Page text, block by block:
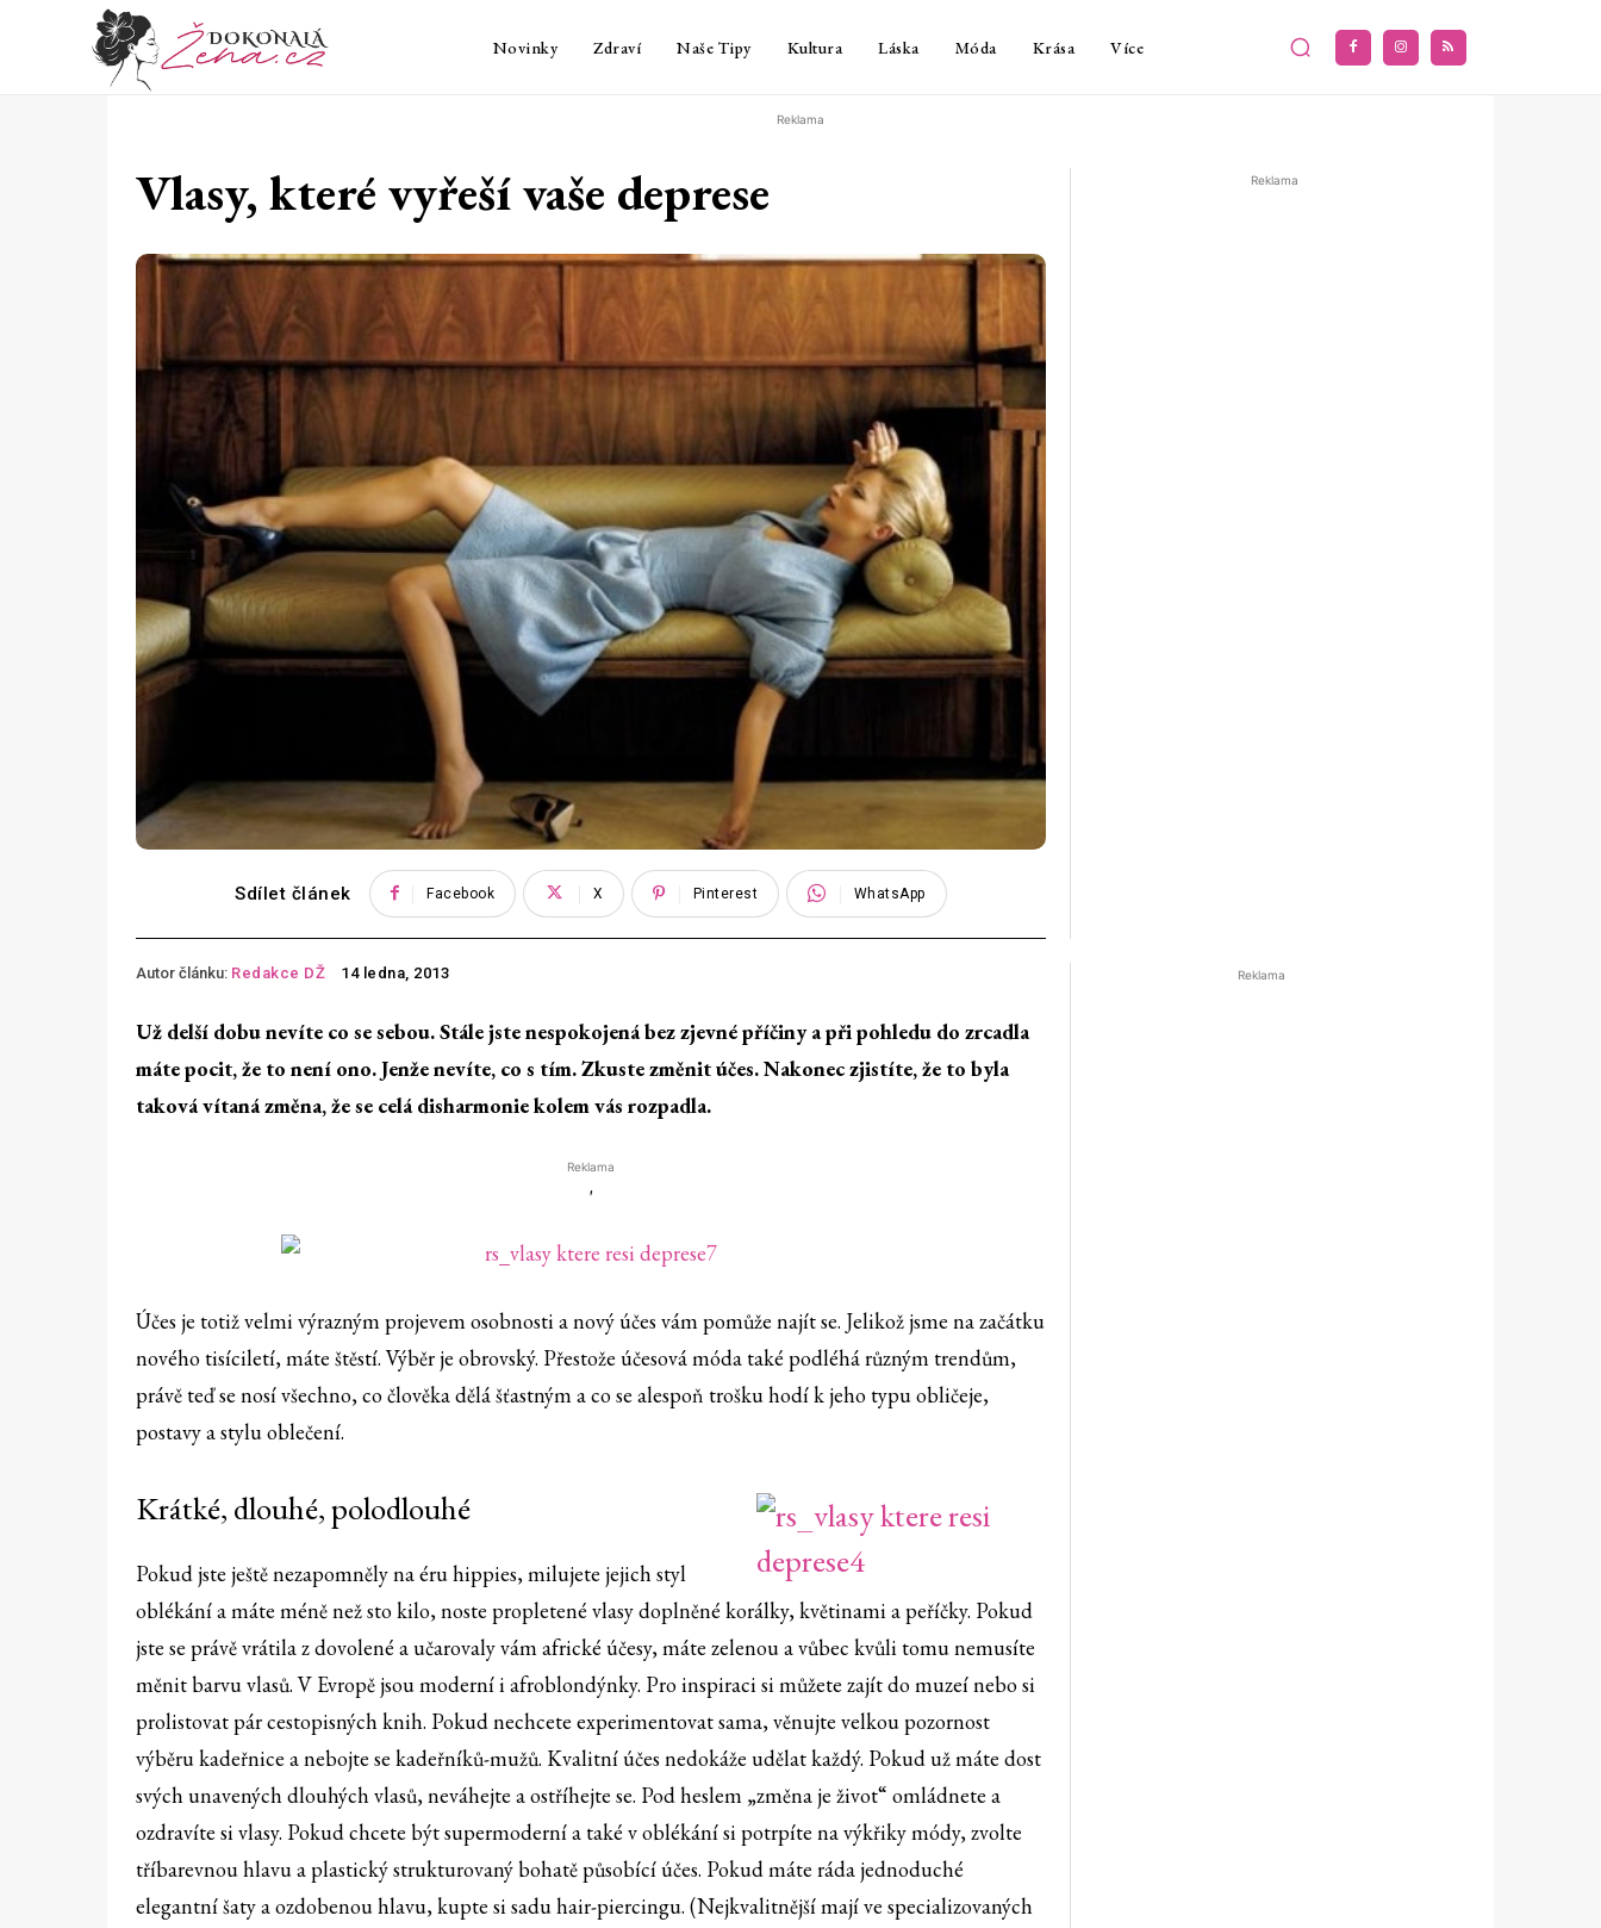
Novinky Zdraví Naše Tipy Kultura Láska Móda Krása Více
Reklama
Vlasy, které vyřeší vaše deprese
Sdílet článek Facebook X Pinterest WhatsApp
Reklama
Autor článku: Redakce DŽ 14 ledna, 2013
Už delší dobu nevíte co se sebou. Stále jste nespokojená bez zjevné příčiny a při pohledu do zrcadla
máte pocit, že to není ono. Jenže nevíte, co s tím. Zkuste změnit účes. Nakonec zjistíte, že to byla
taková vítaná změna, že se celá disharmonie kolem vás rozpadla.
Reklama
'
Účes je totiž velmi výrazným projevem osobnosti a nový účes vám pomůže najít se. Jelikož jsme na začátku
nového tisíciletí, máte štěstí. Výběr je obrovský. Přestože účesová móda také podléhá různým trendům,
právě teď se nosí všechno, co člověka dělá šťastným a co se alespoň trošku hodí k jeho typu obličeje,
postavy a stylu oblečení.
Krátké, dlouhé, polodlouhé
Pokud jste ještě nezapomněly na éru hippies, milujete jejich styl
oblékání a máte méně než sto kilo, noste propletené vlasy doplněné korálky, květinami a peříčky. Pokud
jste se právě vrátila z dovolené a učarovaly vám africké účesy, máte zelenou a vůbec kvůli tomu nemusíte
měnit barvu vlasů. V Evropě jsou moderní i afroblondýnky. Pro inspiraci si můžete zajít do muzeí nebo si
prolistovat pár cestopisných knih. Pokud nechcete experimentovat sama, věnujte velkou pozornost
výběru kadeřnice a nebojte se kadeřníků-mužů. Kvalitní účes nedokáže udělat každý. Pokud už máte dost
svých unavených dlouhých vlasů, neváhejte a ostříhejte se. Pod heslem „změna je život“ omládnete a
ozdravíte si vlasy. Pokud chcete být supermoderní a také v oblékání si potrpíte na výkřiky módy, zvolte
tříbarevnou hlavu a plastický strukturovaný bohatě působící účes. Pokud máte ráda jednoduché
elegantní šaty a ozdobenou hlavu, kupte si sadu hair-piercingu. (Nejkvalitnější mají ve specializovaných
Reklama